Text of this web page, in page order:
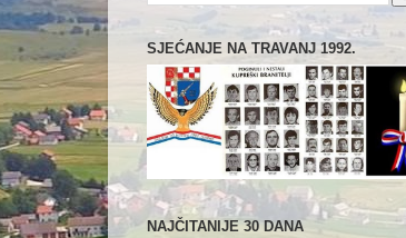
SJEĆANJE NA TRAVANJ 1992.
NAJČITANIJE 30 DANA